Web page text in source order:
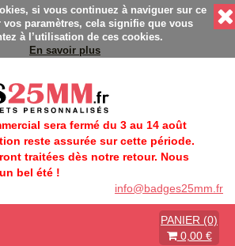
rapides - Sans minimum de
si vous continuez à naviguer sur ce
paramètres, cela signifie que vous
à l’utilisation de ces cookies.
En savoir plus
sera fermé du 3 au 14 août
reste assurée sur cette période.
traitées dès notre retour. Nous
bel été !
info@badges25mm.fr
PANIER (0)
0,00 €